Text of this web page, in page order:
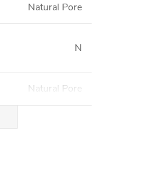
Natural Pore
N
Natural Pore